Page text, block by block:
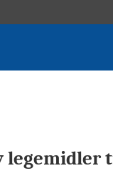
legemidler